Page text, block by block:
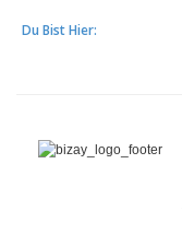
Du Bist Hier: